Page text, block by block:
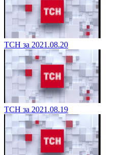
ТСН за 2021.08.20
ТСН за 2021.08.19